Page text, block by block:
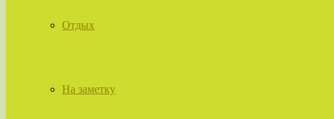
Отдых
На заметку